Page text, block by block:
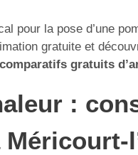
pour la pose d’une
gratuite et
gratuits
: